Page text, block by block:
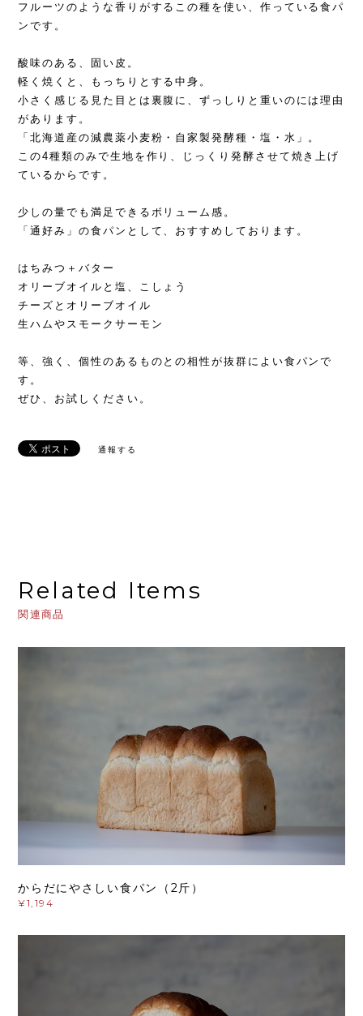
フルーツのような香りがするこの種を使い、作っている食パ
ンです。
酸味のある、固い皮。
軽く焼くと、もっちりとする中身。
小さく感じる見た目とは裏腹に、ずっしりと重いのには理由
があります。
「北海道産の減農薬小麦粉・自家製発酵種・塩・水」。
この4種類のみで生地を作り、じっくり発酵させて焼き上げ
ているからです。
少しの量でも満足できるボリューム感。
「通好み」の食パンとして、おすすめしております。
はちみつ＋バター
オリーブオイルと塩、こしょう
チーズとオリーブオイル
生ハムやスモークサーモン
等、強く、個性のあるものとの相性が抜群によい食パンで
す。
ぜひ、お試しください。
通報する
Related Items
関連商品
からだにやさしい食パン（2斤）
¥1,194